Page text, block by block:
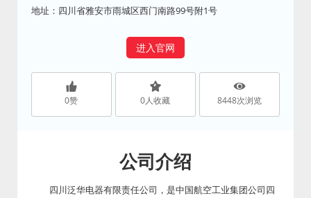
地址：四川省雅安市雨城区西门南路99号附1号
进入官网
0赞 0人收藏 8448次浏览
公司介绍
四川泛华电器有限责任公司，是中国航空工业集团公司四